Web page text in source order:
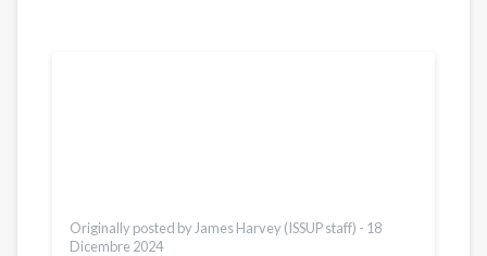
Originally posted by James Harvey (ISSUP staff) - 18
Dicembre 2024